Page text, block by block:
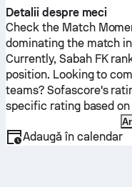
Detalii despre meci
Check the Match
dominating the match
Currently, Sabah FK
position. Looking to
teams? Sofascore's
specific rating based
Adaugă în calendar